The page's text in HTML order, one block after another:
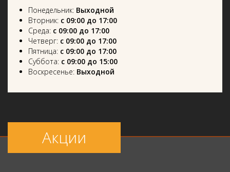
Понедельник: Выходной
Вторник: с 09:00 до 17:00
Среда: с 09:00 до 17:00
Четверг: с 09:00 до 17:00
Пятница: с 09:00 до 17:00
Суббота: с 09:00 до 15:00
Воскресенье: Выходной
Акции